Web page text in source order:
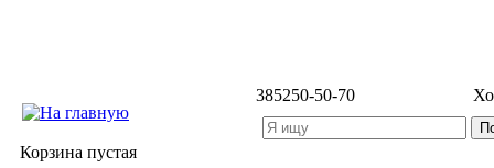
385250-50-70
Корзина пустая